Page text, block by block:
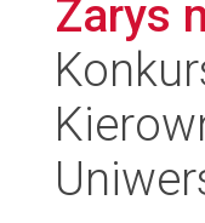
Zarys